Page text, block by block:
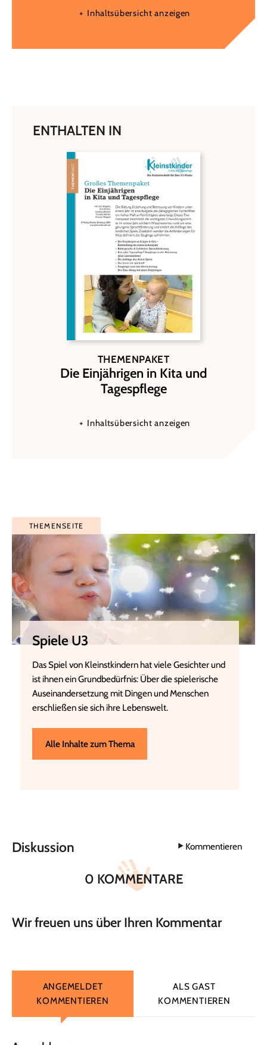
Inhaltsübersicht anzeigen
ENTHALTEN IN
THEMENPAKET
:
Die Einjährigen in Kita und
Tagespflege
Inhaltsübersicht anzeigen
THEMENSEITE
Spiele U3
Das Spiel von Kleinstkindern hat viele Gesichter und
ist ihnen ein Grundbedürfnis: Über die spielerische
Auseinandersetzung mit Dingen und Menschen
erschließen sie sich ihre Lebenswelt.
Alle Inhalte zum Thema
Diskussion Kommentieren
0 KOMMENTARE
Wir freuen uns über Ihren Kommentar
ANGEMELDET
KOMMENTIEREN
ALS GAST
KOMMENTIEREN